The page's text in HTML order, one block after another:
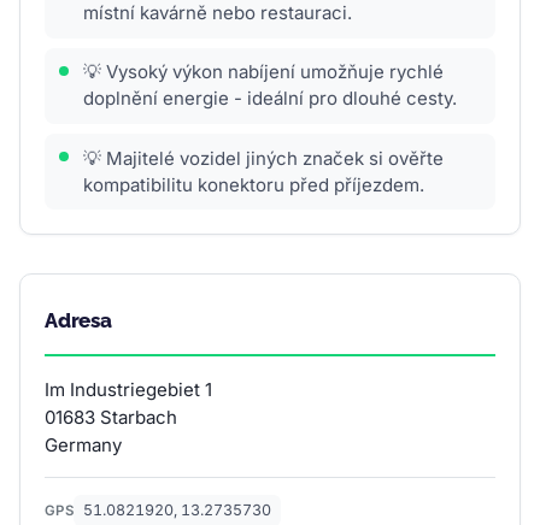
místní kavárně nebo restauraci.
💡 Vysoký výkon nabíjení umožňuje rychlé
doplnění energie - ideální pro dlouhé cesty.
💡 Majitelé vozidel jiných značek si ověřte
kompatibilitu konektoru před příjezdem.
Adresa
Im Industriegebiet 1
01683 Starbach
Germany
GPS 51.0821920, 13.2735730